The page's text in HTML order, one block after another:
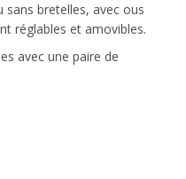
bretelles, avec ous
réglables et amovibles.
avec une paire de